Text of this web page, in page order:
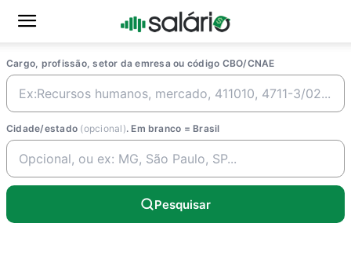
Cargo, profissão, setor da emresa ou código CBO/CNAE
Cidade/estado (opcional). Em branco = Brasil
Pesquisar